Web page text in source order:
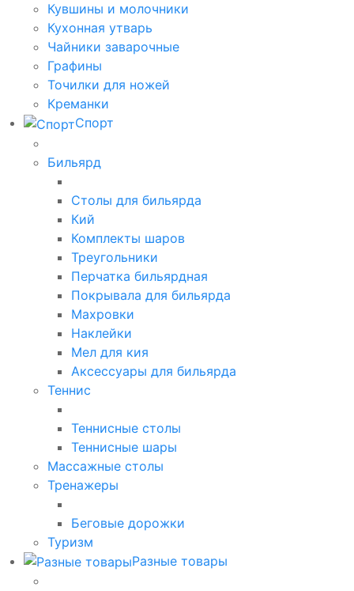
Кувшины и молочники
Кухонная утварь
Чайники заварочные
Графины
Точилки для ножей
Креманки
Спорт
Бильярд
Столы для бильярда
Кий
Комплекты шаров
Треугольники
Перчатка бильярдная
Покрывала для бильярда
Махровки
Наклейки
Мел для кия
Аксессуары для бильярда
Теннис
Теннисные столы
Теннисные шары
Массажные столы
Тренажеры
Беговые дорожки
Туризм
Разные товары